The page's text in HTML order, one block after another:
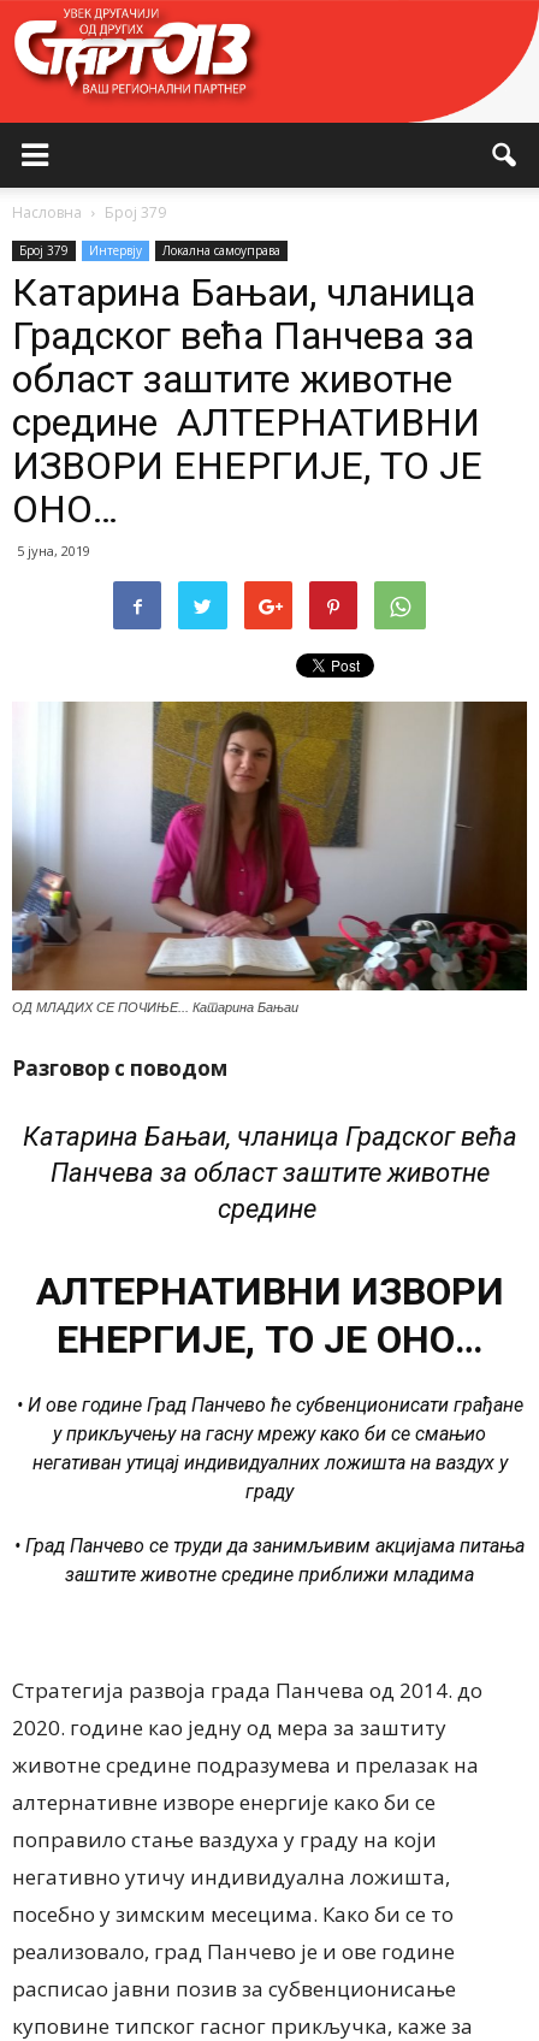
Насловна Број 379
Број 379 Интервју Локална самоуправа
Катарина Бањаи, чланица
Градског већа Панчева за
област заштите животне
средине АЛТЕРНАТИВНИ
ИЗВОРИ ЕНЕРГИЈЕ, ТО ЈЕ
ОНО…
5 јуна, 2019
ОД МЛАДИХ СЕ ПОЧИЊЕ... Катарина Бањаи
Разговор с поводом
Катарина Бањаи, чланица Градског већа
Панчева за област заштите животне
средине
АЛТЕРНАТИВНИ ИЗВОРИ
ЕНЕРГИЈЕ, ТО ЈЕ ОНО…
• И ове године Град Панчево ће субвенционисати грађане
у прикључењу на гасну мрежу како би се смањио
негативан утицај индивидуалних ложишта на ваздух у
граду
• Град Панчево се труди да занимљивим акцијама питања
заштите животне средине приближи младима
Стратегија развоја града Панчева од 2014. до
2020. године као једну од мера за заштиту
животне средине подразумева и прелазак на
алтернативне изворе енергије како би се
поправило стање ваздуха у граду на који
негативно утичу индивидуална ложишта,
посебно у зимским месецима. Како би се то
реализовало, град Панчево је и ове године
расписао јавни позив за субвенционисање
куповине типског гасног прикључка, каже за